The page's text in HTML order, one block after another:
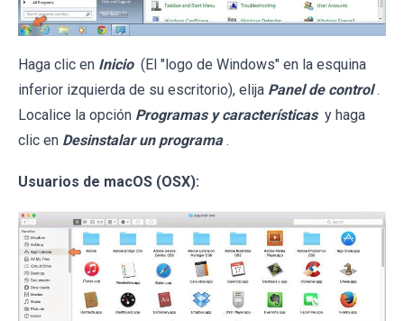
Haga clic en Inicio (El "logo de Windows" en la esquina
inferior izquierda de su escritorio), elija Panel de control .
Localice la opción Programas y características y haga
clic en Desinstalar un programa .
Usuarios de macOS (OSX):